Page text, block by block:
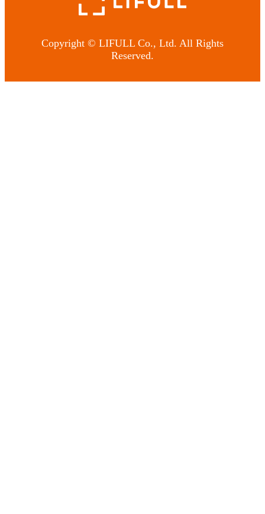
Copyright © LIFULL Co., Ltd. All Rights
Reserved.